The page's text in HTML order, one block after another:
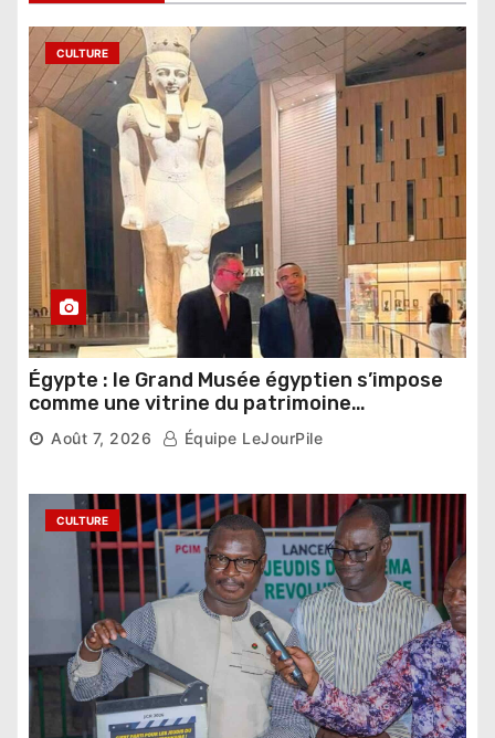
CULTURE
Égypte : le Grand Musée égyptien s’impose
comme une vitrine du patrimoine
pharaonique auprès des dirigeants
étrangers
Août 7, 2026 Équipe LeJourPile
CULTURE